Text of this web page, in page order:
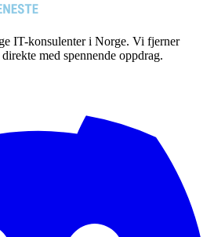
IT-konsulenter i Norge. Vi fjerner
med spennende oppdrag.